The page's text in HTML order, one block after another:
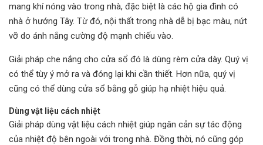
mang khí nóng vào trong nhà, đặc biệt là các hộ gia đình có
nhà ở hướng Tây. Từ đó, nội thất trong nhà dễ bị bạc màu, nứt
vỡ do ánh nắng cường độ mạnh chiếu vào.
Giải pháp che nắng cho cửa sổ đó là dùng rèm cửa dày. Quý vị
có thể tùy ý mở ra và đóng lại khi cần thiết. Hơn nữa, quý vị
cũng có thể dùng cửa sổ bằng gỗ giúp hạ nhiệt hiệu quả.
Dùng vật liệu cách nhiệt
Giải pháp dùng vật liệu cách nhiệt giúp ngăn cản sự tác động
của nhiệt độ bên ngoài với trong nhà. Đồng thời, nó cũng góp